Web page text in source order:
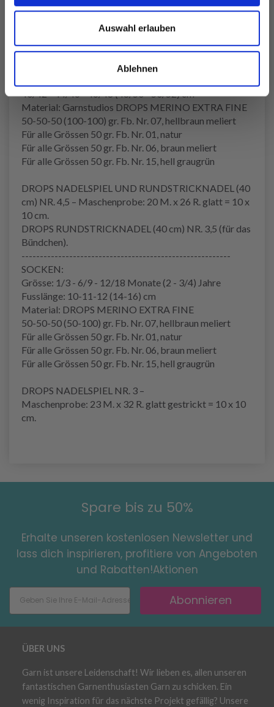
Auswahl erlauben
Ablehnen
cm) NR. 3,5 (für das Bündchen).
DROPS HOLZKNOPF Nr. 503: 6-6-7 (7-7) Stk.
MÜTZE:
Grösse: 1/3 - 6/9 - 12/18 Monate (2 - 3/4) Jahre
40/42 - 44/46 - 46/48 (48/50 - 50/52) cm
Material: Garnstudios DROPS MERINO EXTRA FINE
50-50-50 (100-100) gr. Fb. Nr. 07, hellbraun meliert
Für alle Grössen 50 gr. Fb. Nr. 01, natur
Für alle Grössen 50 gr. Fb. Nr. 06, braun meliert
Für alle Grössen 50 gr. Fb. Nr. 15, hell graugrün
DROPS NADELSPIEL UND RUNDSTRICKNADEL (40
cm) NR. 4,5 – Maschenprobe: 20 M. x 26 R. glatt = 10 x
10 cm.
DROPS RUNDSTRICKNADEL (40 cm) NR. 3,5 (für das
Bündchen).
---------------------------------------------------------
SOCKEN:
Grösse: 1/3 - 6/9 - 12/18 Monate (2 - 3/4) Jahre
Fusslänge: 10-11-12 (14-16) cm
Material: DROPS MERINO EXTRA FINE
50-50-50 (50-100) gr. Fb. Nr. 07, hellbraun meliert
Für alle Grössen 50 gr. Fb. Nr. 01, natur
Für alle Grössen 50 gr. Fb. Nr. 06, braun meliert
Für alle Grössen 50 gr. Fb. Nr. 15, hell graugrün
DROPS NADELSPIEL NR. 3 –
Maschenprobe: 23 M. x 32 R. glatt gestrickt = 10 x 10
cm.
Spare bis zu 50%
Erhalte unseren kostenlosen Newsletter und
lass dich inspirieren, profitiere von Angeboten
und Rabatten!Aktionen
Abonnieren
ÜBER UNS
Garn ist unsere Leidenschaft! Wir lieben es, allen unseren
fantastischen Garnenthusiasten Garn zu schicken. Ein
wenig Inspiration für das nächste Projekt gefällig? Unsere